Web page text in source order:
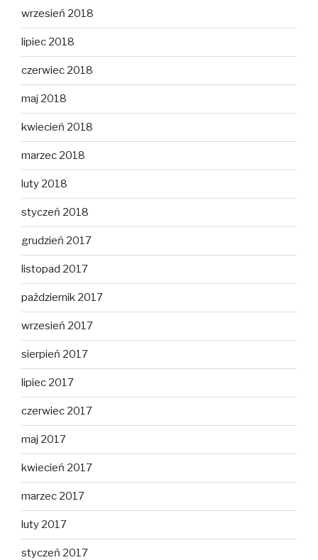
wrzesień 2018
lipiec 2018
czerwiec 2018
maj 2018
kwiecień 2018
marzec 2018
luty 2018
styczeń 2018
grudzień 2017
listopad 2017
październik 2017
wrzesień 2017
sierpień 2017
lipiec 2017
czerwiec 2017
maj 2017
kwiecień 2017
marzec 2017
luty 2017
styczeń 2017